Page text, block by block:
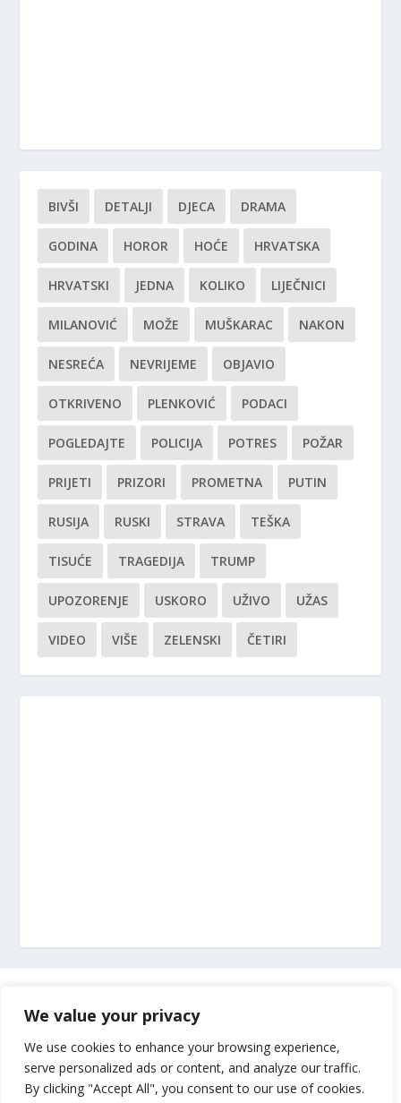
We value your privacy
We use cookies to enhance your browsing experience,
serve personalized ads or content, and analyze our traffic.
By clicking "Accept All", you consent to our use of cookies.
BIVŠI DETALJI DJECA DRAMA
GODINA HOROR HOĆE HRVATSKA
HRVATSKI JEDNA KOLIKO LIJEČNICI
MILANOVIĆ MOŽE MUŠKARAC NAKON
NESREĆA NEVRIJEME OBJAVIO
OTKRIVENO PLENKOVIĆ PODACI
POGLEDAJTE POLICIJA POTRES POŽAR
PRIJETI PRIZORI PROMETNA PUTIN
RUSIJA RUSKI STRAVA TEŠKA
TISUĆE TRAGEDIJA TRUMP
UPOZORENJE USKORO UŽIVO UŽAS
VIDEO VIŠE ZELENSKI ČETIRI
Impressum
Uvjeti korištenja